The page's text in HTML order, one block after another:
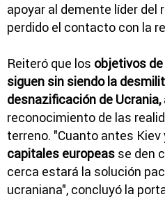
apoyar al demente líder del
perdido el contacto con la
Reiteró que los objetivos
siguen sin siendo la
desnazificación de Ucrania,
reconocimiento de las
terreno. "Cuanto antes Kiev
capitales europeas se den
cerca estará la solución
ucraniana", concluyó la